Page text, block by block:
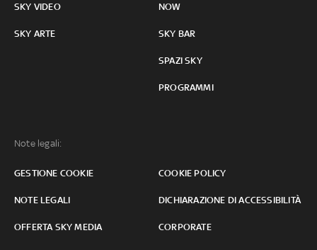
SKY VIDEO
SKY ARTE
NOW
SKY BAR
SPAZI SKY
PROGRAMMI
Note legali:
GESTIONE COOKIE COOKIE POLICY
NOTE LEGALI DICHIARAZIONE DI ACCESSIBILITÀ
OFFERTA SKY MEDIA CORPORATE